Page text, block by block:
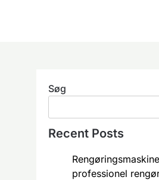
Søg
Recent Posts
professionel